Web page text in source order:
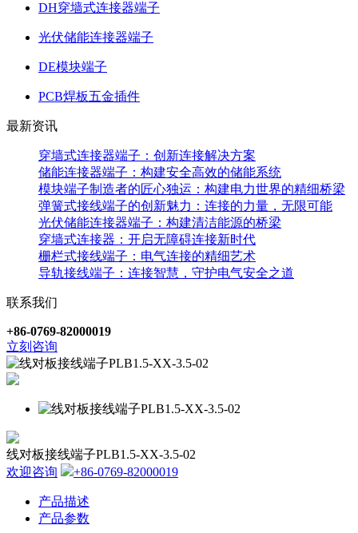
DH穿墙式连接器端子
光伏储能连接器端子
DE模块端子
PCB焊板五金插件
最新资讯
穿墙式连接器端子：创新连接解决方案
储能连接器端子：构建安全高效的储能系统
模块端子制造者的匠心独运：构建电力世界的精细桥梁
弹簧式接线端子的创新魅力：连接的力量，无限可能
光伏储能连接器端子：构建清洁能源的桥梁
穿墙式连接器：开启无障碍连接新时代
栅栏式接线端子：电气连接的精细艺术
导轨接线端子：连接智慧，守护电气安全之道
联系我们
+86-0769-82000019
立刻咨询
线对板接线端子PLB1.5-XX-3.5-02
欢迎咨询
+86-0769-82000019
产品描述
产品参数